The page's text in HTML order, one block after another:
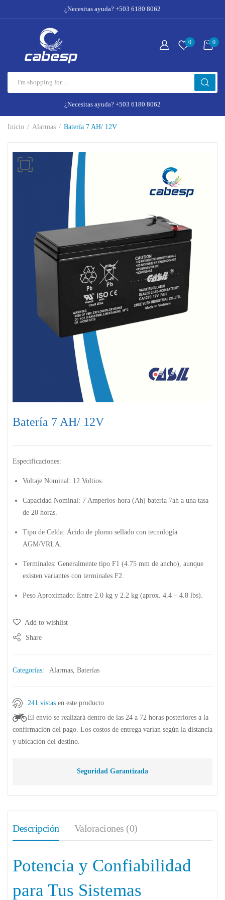
¿Necesitas ayuda? +503 6180 8062
0 0
¿Necesitas ayuda? +503 6180 8062
Inicio Alarmas Batería 7 AH/ 12V
Batería 7 AH/ 12V
Especificaciones:
Voltaje Nominal: 12 Voltios.
Capacidad Nominal: 7 Amperios-hora (Ah) batería 7ah a una tasa
de 20 horas.
Tipo de Celda: Ácido de plomo sellado con tecnología
AGM/VRLA
Terminales: Generalmente tipo F1 (4.75 mm de ancho), aunque
existen variantes con terminales F2.
Peso Aproximado: Entre 2.0 kg y 2.2 kg (aprox. 4.4 – 4.8 lbs).
Add to wishlist
Share
Categorías: Alarmas Baterías
241 vistas en este producto
El envío se realizará dentro de las 24 a 72 horas posteriores a la
confirmación del pago. Los costos de entrega varían según la distancia
y ubicación del destino.
Seguridad Garantizada
Descripción Valoraciones (0)
Potencia y Confiabilidad
para Tus Sistemas